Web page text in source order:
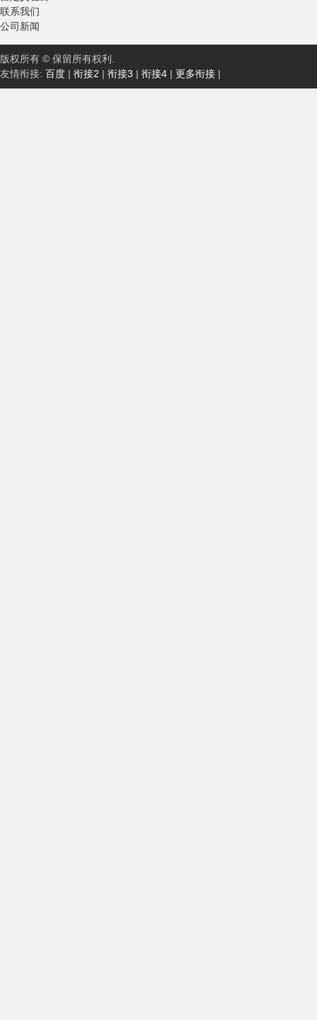
联系我们
公司新闻
版权所有 © 保留所有权利.
友情衔接: 百度 | 衔接2 | 衔接3 | 衔接4 | 更多衔接 |